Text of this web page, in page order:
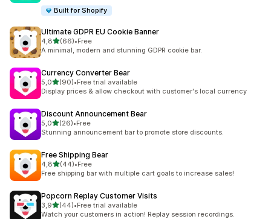
Built for Shopify
Ultimate GDPR EU Cookie Banner
4,8/ 5 tähteä
(66)
66 arvostelua yhteensä
•Free
A minimal, modern and stunning GDPR cookie bar.
Currency Converter Bear
5,0/ 5 tähteä
(90)
90 arvostelua yhteensä
•Free trial available
Display prices & allow checkout with customer's local currency
Discount Announcement Bear
5,0/ 5 tähteä
(26)
26 arvostelua yhteensä
•Free
Stunning announcement bar to promote store discounts.
Free Shipping Bear
4,8/ 5 tähteä
(44)
44 arvostelua yhteensä
•Free
Free shipping bar with multiple cart goals to increase sales!
Popcorn Replay Customer Visits
3,9/ 5 tähteä
(44)
44 arvostelua yhteensä
•Free trial available
Watch your customers in action! Replay session recordings.